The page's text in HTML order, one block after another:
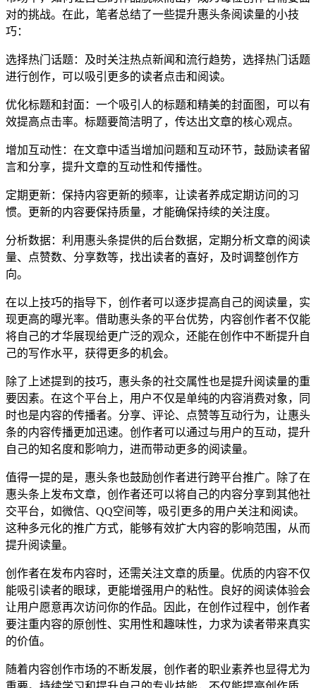
对的挑战。在此，笔者总结了一些提升惠头条阅读量的小技
巧：
选择热门话题：及时关注热点新闻和流行趋势，选择热门话题
进行创作，可以吸引更多的读者点击和阅读。
优化标题和封面：一个吸引人的标题和精美的封面图，可以有
效提高点击率。标题要简洁明了，传达出文章的核心观点。
增加互动性：在文章中适当增加问题和互动环节，鼓励读者留
言和分享，提升文章的互动性和传播性。
定期更新：保持内容更新的频率，让读者养成定期访问的习
惯。更新的内容要保持质量，才能确保持续的关注度。
分析数据：利用惠头条提供的后台数据，定期分析文章的阅读
量、点赞数、分享数等，找出读者的喜好，及时调整创作方
向。
在以上技巧的指导下，创作者可以逐步提高自己的阅读量，实
现更高的曝光率。借助惠头条的平台优势，内容创作者不仅能
将自己的才华展现给更广泛的观众，还能在创作中不断提升自
己的写作水平，获得更多的机会。
除了上述提到的技巧，惠头条的社交属性也是提升阅读量的重
要因素。在这个平台上，用户不仅是单纯的内容消费对象，同
时也是内容的传播者。分享、评论、点赞等互动行为，让惠头
条的内容传播更加迅速。创作者可以通过与用户的互动，提升
自己的知名度和影响力，进而带动更多的阅读量。
值得一提的是，惠头条也鼓励创作者进行跨平台推广。除了在
惠头条上发布文章，创作者还可以将自己的内容分享到其他社
交平台，如微信、QQ空间等，吸引更多的用户关注和阅读。
这种多元化的推广方式，能够有效扩大内容的影响范围，从而
提升阅读量。
创作者在发布内容时，还需关注文章的质量。优质的内容不仅
能吸引读者的眼球，更能增强用户的粘性。良好的阅读体验会
让用户愿意再次访问你的作品。因此，在创作过程中，创作者
要注重内容的原创性、实用性和趣味性，力求为读者带来真实
的价值。
随着内容创作市场的不断发展，创作者的职业素养也显得尤为